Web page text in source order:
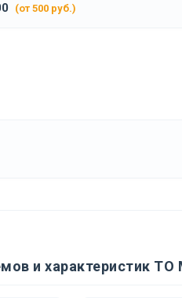
(от 500 руб.)
и характеристик ТО